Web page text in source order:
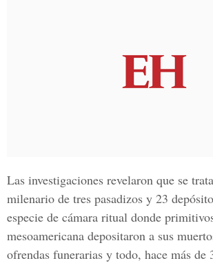
Las investigaciones revelaron que se
milenario de tres pasadizos y 23
especie de cámara ritual donde
mesoamericana depositaron a sus
ofrendas funerarias y todo, hace más de